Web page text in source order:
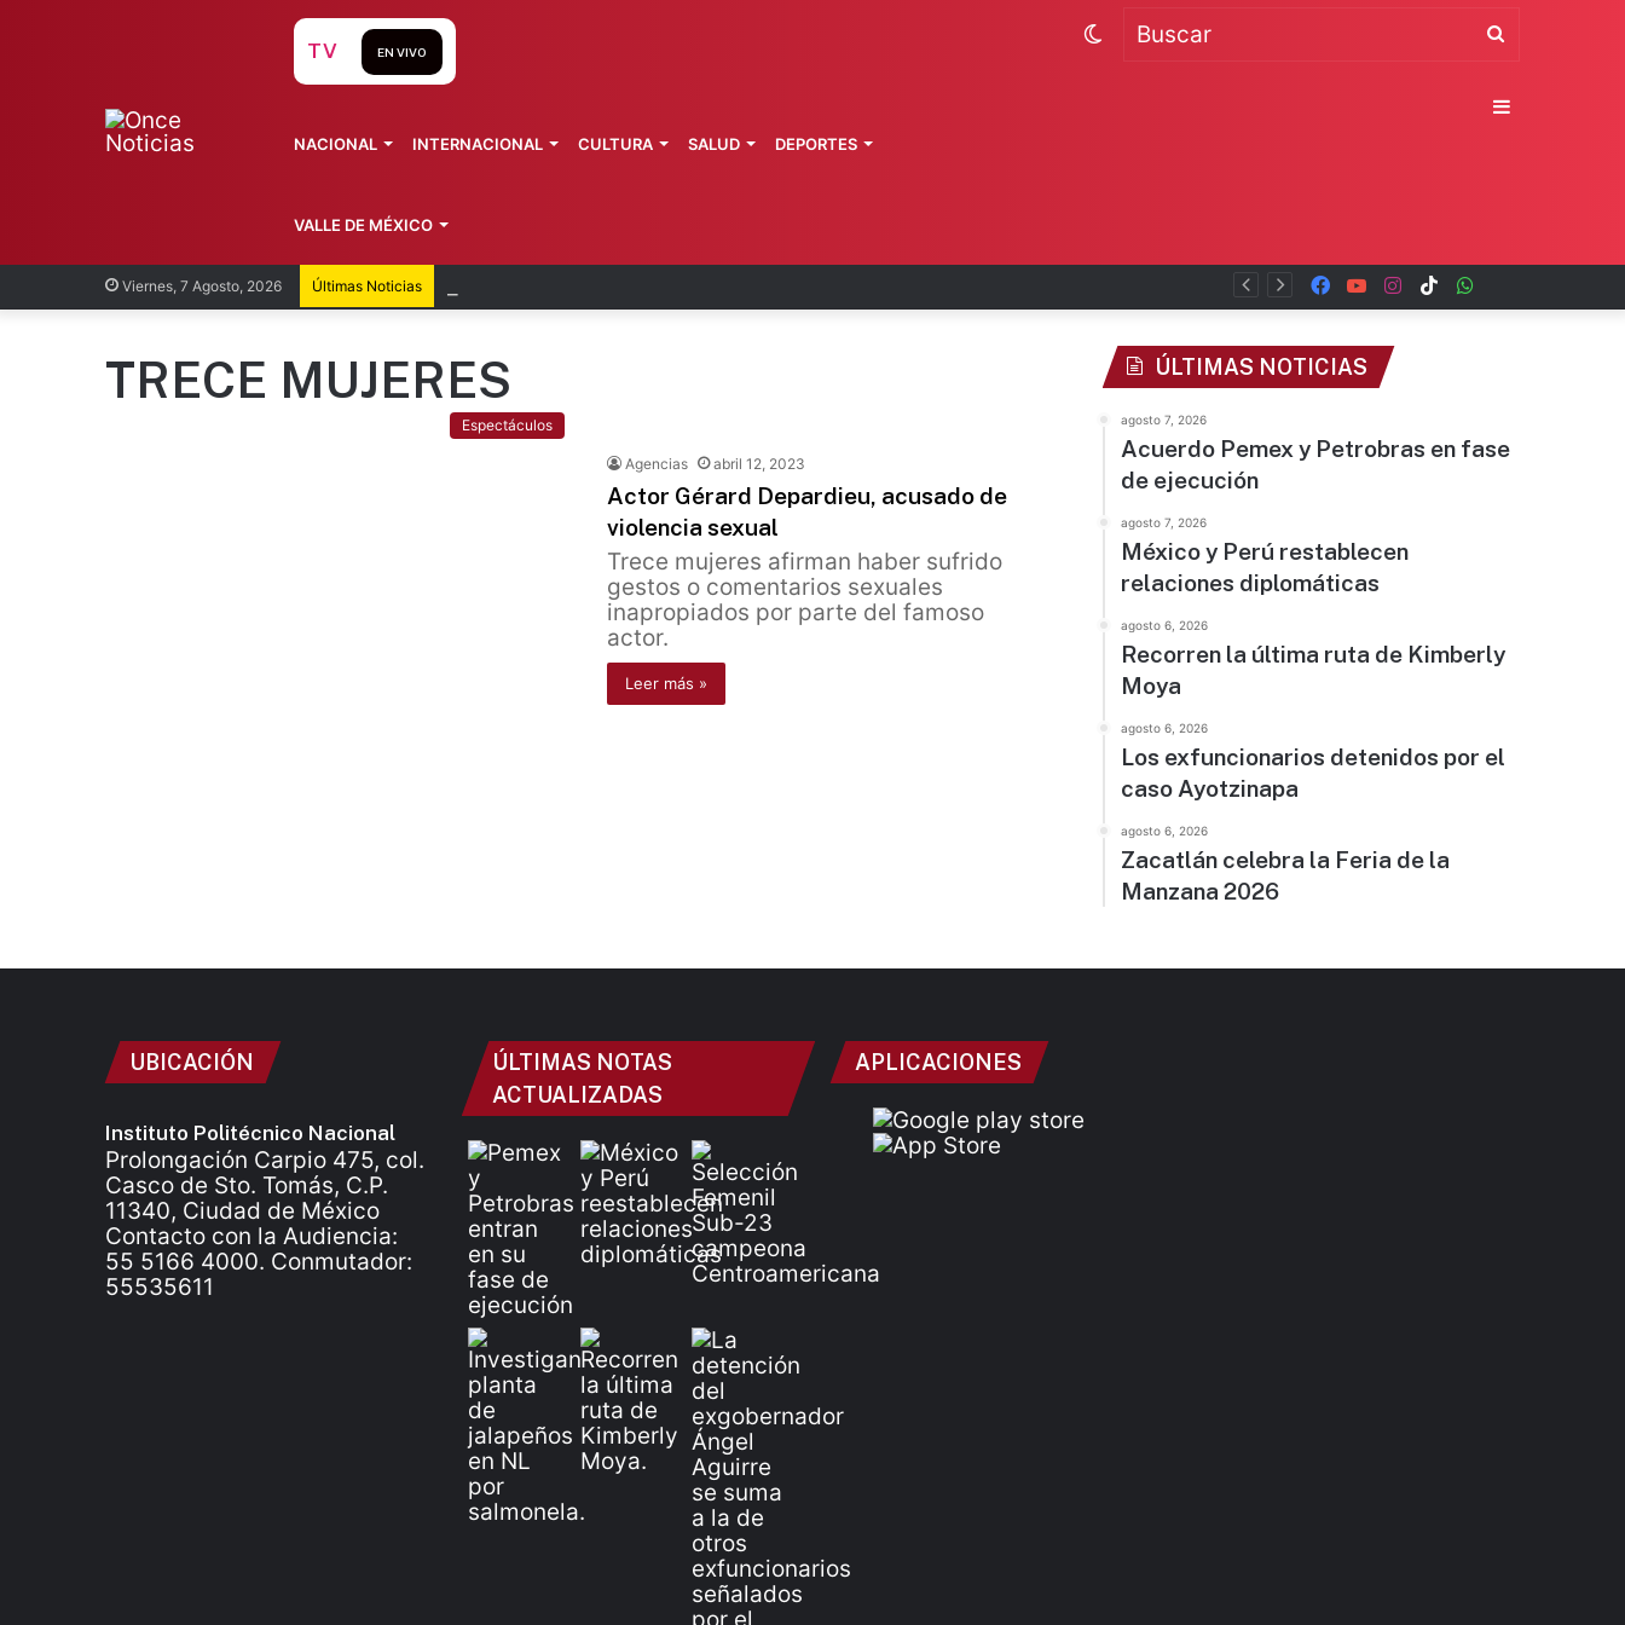
Viernes, 7 Agosto, 2026 Últimas Noticias TikTok
Instagram
YouTube
Facebook
TV EN VIVO
NACIONAL INTERNACIONAL CULTURA SALUD DEPORTES
VALLE DE MÉXICO
Switch
TRECE MUJERES
Espectáculos
Agencias abril 12, 2023
Actor Gérard Depardieu, acusado de
violencia sexual
Trece mujeres afirman haber sufrido
gestos o comentarios sexuales
inapropiados por parte del famoso
actor.
Leer más »
ÚLTIMAS NOTICIAS
agosto 7, 2026
Acuerdo Pemex y Petrobras en fase
de ejecución
agosto 7, 2026
México y Perú restablecen
relaciones diplomáticas
agosto 6, 2026
Recorren la última ruta de Kimberly
Moya
agosto 6, 2026
Los exfuncionarios detenidos por el
caso Ayotzinapa
agosto 6, 2026
Zacatlán celebra la Feria de la
Manzana 2026
UBICACIÓN
Instituto Politécnico Nacional
Prolongación Carpio 475, col.
Casco de Sto. Tomás, C.P.
11340, Ciudad de México
Contacto con la Audiencia:
55 5166 4000. Conmutador:
55535611
ÚLTIMAS NOTAS
ACTUALIZADAS
APLICACIONES